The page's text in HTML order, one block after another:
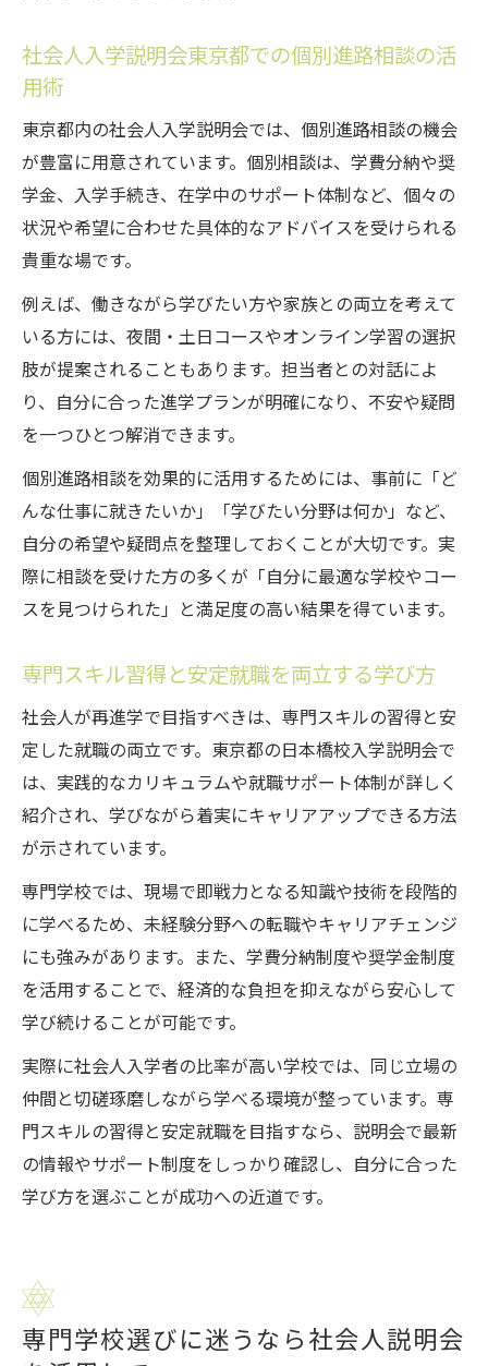
社会人入学説明会東京都での個別進路相談の活
用術
東京都内の社会人入学説明会では、個別進路相談の機会
が豊富に用意されています。個別相談は、学費分納や奨
学金、入学手続き、在学中のサポート体制など、個々の
状況や希望に合わせた具体的なアドバイスを受けられる
貴重な場です。
例えば、働きながら学びたい方や家族との両立を考えて
いる方には、夜間・土日コースやオンライン学習の選択
肢が提案されることもあります。担当者との対話によ
り、自分に合った進学プランが明確になり、不安や疑問
を一つひとつ解消できます。
個別進路相談を効果的に活用するためには、事前に「ど
んな仕事に就きたいか」「学びたい分野は何か」など、
自分の希望や疑問点を整理しておくことが大切です。実
際に相談を受けた方の多くが「自分に最適な学校やコー
スを見つけられた」と満足度の高い結果を得ています。
専門スキル習得と安定就職を両立する学び方
社会人が再進学で目指すべきは、専門スキルの習得と安
定した就職の両立です。東京都の日本橋校入学説明会で
は、実践的なカリキュラムや就職サポート体制が詳しく
紹介され、学びながら着実にキャリアアップできる方法
が示されています。
専門学校では、現場で即戦力となる知識や技術を段階的
に学べるため、未経験分野への転職やキャリアチェンジ
にも強みがあります。また、学費分納制度や奨学金制度
を活用することで、経済的な負担を抑えながら安心して
学び続けることが可能です。
実際に社会人入学者の比率が高い学校では、同じ立場の
仲間と切磋琢磨しながら学べる環境が整っています。専
門スキルの習得と安定就職を目指すなら、説明会で最新
の情報やサポート制度をしっかり確認し、自分に合った
学び方を選ぶことが成功への近道です。
専門学校選びに迷うなら社会人説明会